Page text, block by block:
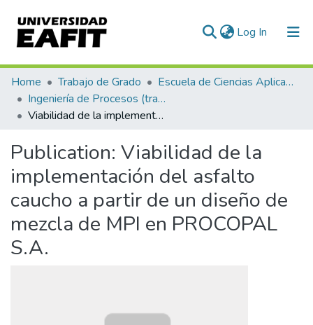
Log In (current)
Communities & Collections
All of DSpace
Home Trabajo de Grado
Escuela de Ciencias Aplicadas e Ingeniería
Ingeniería de Procesos (trabajo de grado)
Viabilidad de la implementación del asfalto caucho a partir de un diseño de mezcla de MPI en PROCOPAL S.A.
Publication: Viabilidad de la
implementación del asfalto
caucho a partir de un diseño de
mezcla de MPI en PROCOPAL
S.A.